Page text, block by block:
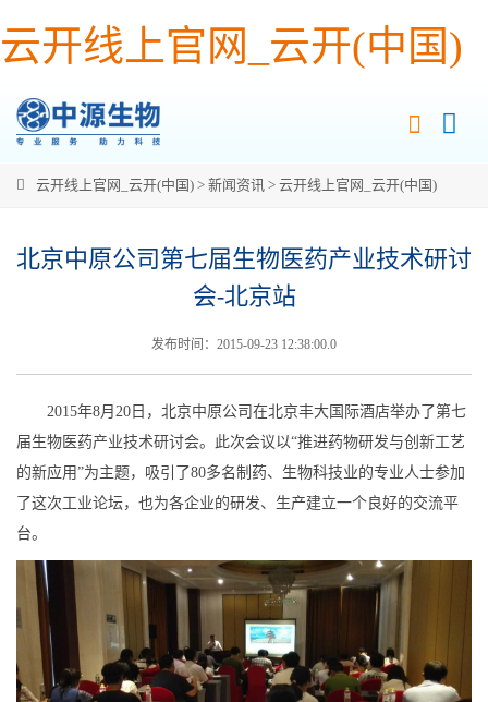
云开线上官网_云开(中国)
云开线上官网_云开(中国) > 新闻资讯 > 云开线上官网_云开(中国)
北京中原公司第七届生物医药产业技术研讨
会-北京站
发布时间：2015-09-23 12:38:00.0
2015年8月20日，北京中原公司在北京丰大国际酒店举办了第七
届生物医药产业技术研讨会。此次会议以“推进药物研发与创新工艺
的新应用”为主题，吸引了80多名制药、生物科技业的专业人士参加
了这次工业论坛，也为各企业的研发、生产建立一个良好的交流平
台。